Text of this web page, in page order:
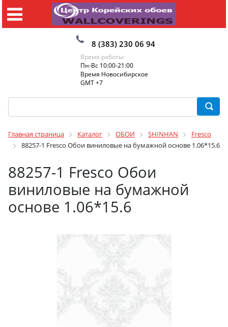
8 (383) 230 06 94
Время работы:
Пн-Вс 10:00-21:00
Время Новосибирское
GMT +7
Главная страница Каталог ОБОИ SHINHAN
Fresco
88257-1 Fresco Обои виниловые на бумажной основе 1.06*15.6
88257-1 Fresco Обои
виниловые на бумажной
основе 1.06*15.6